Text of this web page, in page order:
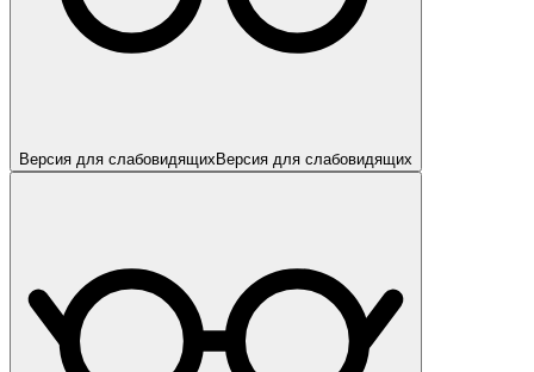
Версия для слабовидящих Версия для слабовидящих